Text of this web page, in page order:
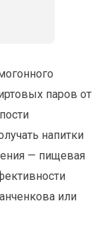
паров от
напитки
— пищевая
или